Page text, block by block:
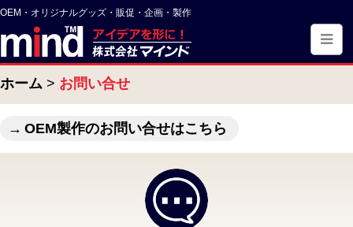
OEM・オリジナルグッズ・販促・企画・製作
ホーム お問い合せ
OEM製作のお問い合せはこちら